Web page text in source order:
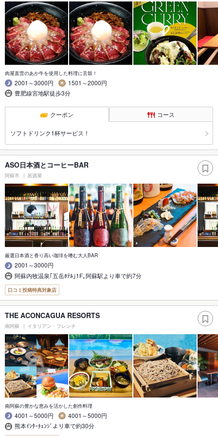
肉屋直営のあか牛を使用した料理に舌鼓！
2001～3000円
1501～2000円
豊肥線宮地駅徒歩3分
クーポン コース
ソフトドリンク1杯サービス！
ASO日本酒とコーヒーBAR
阿蘇市 居酒屋
厳選日本酒と香り高い珈琲を嗜む大人BAR
2001～3000円
阿蘇内牧温泉｢五岳ﾎﾃﾙ｣1F｡阿蘇駅より車で約7分
口コミ投稿特典対象店
THE ACONCAGUA RESORTS
南阿蘇 イタリアン・フレンチ
南阿蘇の豊かな恵みを活かした創作料理
4001～5000円
4001～5000円
熊本ｲﾝﾀｰﾁｪﾝｼﾞより車で約30分